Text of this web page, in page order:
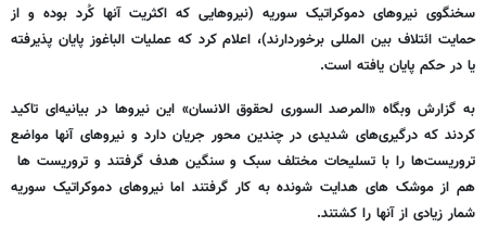
سخنگوی نیروهای دموکراتیک سوریه (نیروهایی که اکثریت آنها کُرد بوده و از
حمایت ائتلاف بین المللی برخوردارند)، اعلام کرد که عملیات الباغوز پایان پذیرفته
یا در حکم پایان یافته است.
به گزارش وبگاه «المرصد السوری لحقوق الانسان» این نیروها در بیانیه‌ای تاکید
کردند که درگیری‌های شدیدی در چندین محور جریان دارد و نیروهای آنها مواضع
تروریست‌ها را با تسلیحات مختلف سبک و سنگین هدف گرفتند و تروریست ها
هم از موشک های هدایت شونده به کار گرفتند اما نیروهای دموکراتیک سوریه
شمار زیادی از آنها را کشتند.